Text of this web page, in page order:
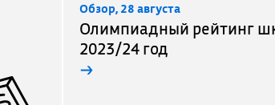
Обзор, 28 августа
Олимпиадный рейтинг
2023/24 год
→